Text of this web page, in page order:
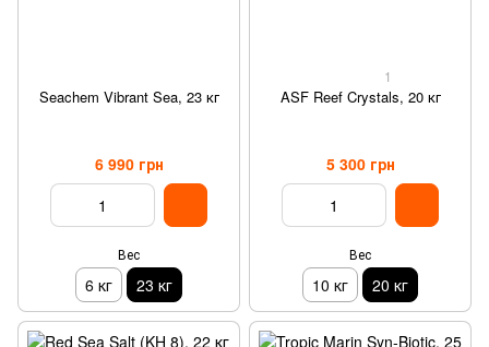
Seachem Vibrant Sea, 23 кг
6 990 грн
Вес
6 кг 23 кг
1
ASF Reef Crystals, 20 кг
5 300 грн
Вес
10 кг 20 кг